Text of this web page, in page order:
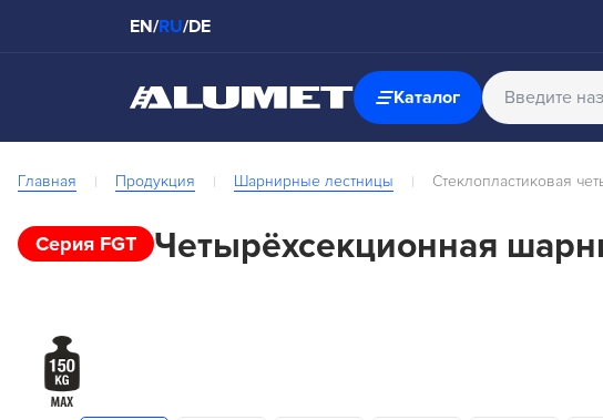
EN/RU/DE
Каталог
Главная Продукция Шарнирные лестницы Стеклопластиковая
Серия FGT Четырёхсекционная